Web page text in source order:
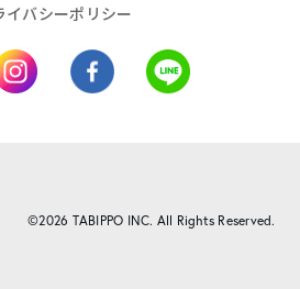
イバシーポリシー
©2026 TABIPPO INC. All Rights Reserved.